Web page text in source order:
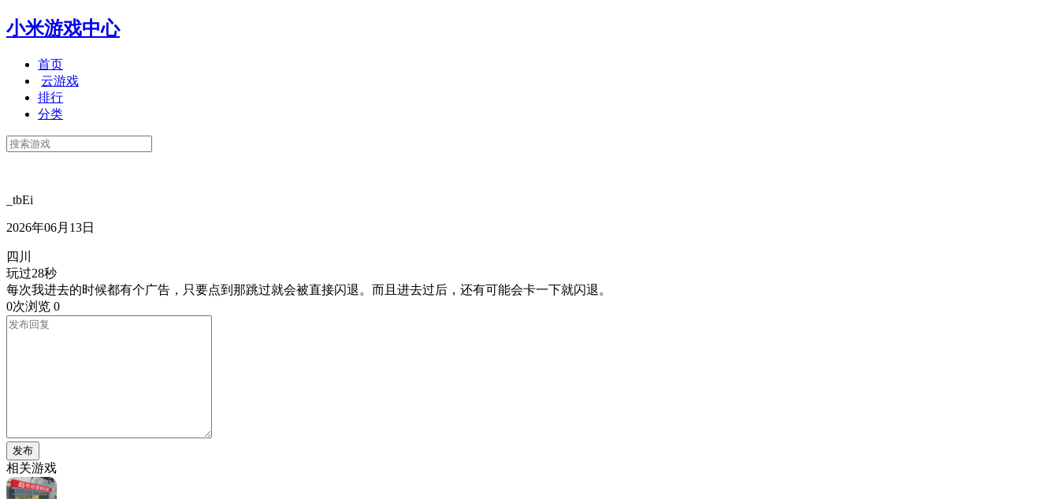
小米游戏中心
首页
云游戏
排行
分类
_tbEi
2026年06月13日
四川
玩过28秒
每次我进去的时候都有个广告，只要点到那跳过就会被直接闪退。而且进去过后，还有可能会卡一下就闪退。
0次浏览 0
发布
相关游戏